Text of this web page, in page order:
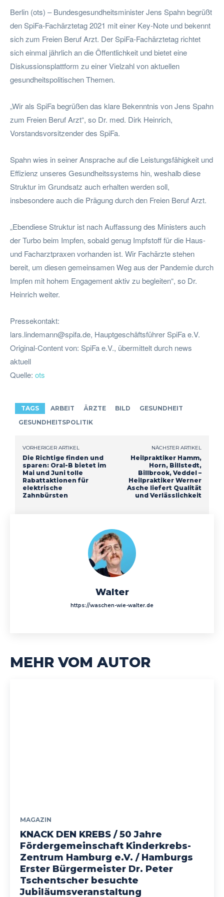
Berlin (ots) – Bundesgesundheitsminister Jens Spahn begrüßt
den SpiFa-Fachärztetag 2021 mit einer Key-Note und bekennt
sich zum Freien Beruf Arzt. Der SpiFa-Fachärztetag richtet
sich einmal jährlich an die Öffentlichkeit und bietet eine
Diskussionsplattform zu einer Vielzahl von aktuellen
gesundheitspolitischen Themen.
„Wir als SpiFa begrüßen das klare Bekenntnis von Jens Spahn
zum Freien Beruf Arzt“, so Dr. med. Dirk Heinrich,
Vorstandsvorsitzender des SpiFa.
Spahn wies in seiner Ansprache auf die Leistungsfähigkeit und
Effizienz unseres Gesundheitssystems hin, weshalb diese
Struktur im Grundsatz auch erhalten werden soll,
insbesondere auch die Prägung durch den Freien Beruf Arzt.
„Ebendiese Struktur ist nach Auffassung des Ministers auch
der Turbo beim Impfen, sobald genug Impfstoff für die Haus-
und Facharztpraxen vorhanden ist. Wir Fachärzte stehen
bereit, um diesen gemeinsamen Weg aus der Pandemie durch
Impfen mit hohem Engagement aktiv zu begleiten“, so Dr.
Heinrich weiter.
Pressekontakt:
lars.lindemann@spifa.de, Hauptgeschäftsführer SpiFa e.V.
Original-Content von: SpiFa e.V., übermittelt durch news
aktuell
Quelle: ots
TAGS ARBEIT ÄRZTE BILD
GESUNDHEIT
GESUNDHEITSPOLITIK
VORHERIGER ARTIKEL
Die Richtige finden und
sparen: Oral-B bietet im
Mai und Juni tolle
Rabattaktionen für
elektrische
Zahnbürsten
NÄCHSTER ARTIKEL
Heilpraktiker Hamm,
Horn, Billstedt,
Billbrook, Veddel –
Heilpraktiker Werner
Asche liefert Qualität
und Verlässlichkeit
Walter
https://waschen-wie-walter.de
MEHR VOM AUTOR
MAGAZIN
KNACK DEN KREBS / 50 Jahre
Fördergemeinschaft Kinderkrebs-
Zentrum Hamburg e.V. / Hamburgs
Erster Bürgermeister Dr. Peter
Tschentscher besuchte
Jubiläumsveranstaltung